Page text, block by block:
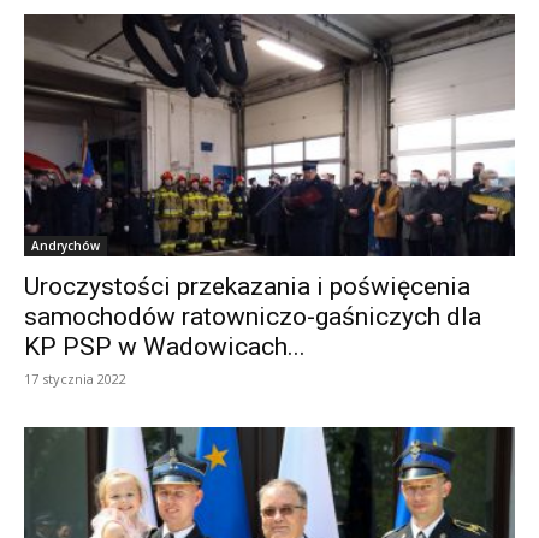
Andrychów
Uroczystości przekazania i poświęcenia
samochodów ratowniczo-gaśniczych dla
KP PSP w Wadowicach...
17 stycznia 2022